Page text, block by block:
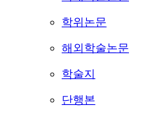
학위논문
해외학술논문
학술지
단행본